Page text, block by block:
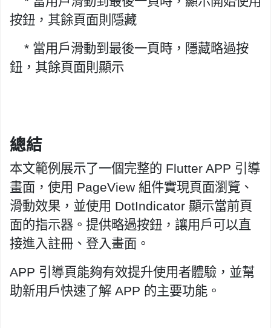
按鈕，其餘頁面則隱藏
* 當用戶滑動到最後一頁時，隱藏略過按
鈕，其餘頁面則顯示
總結
本文範例展示了一個完整的 Flutter APP 引導
畫面，使用 PageView 組件實現頁面瀏覽、
滑動效果，並使用 DotIndicator 顯示當前頁
面的指示器。提供略過按鈕，讓用戶可以直
接進入註冊、登入畫面。
APP 引導頁能夠有效提升使用者體驗，並幫
助新用戶快速了解 APP 的主要功能。